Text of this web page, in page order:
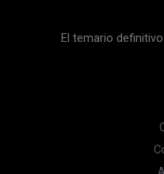
El temario